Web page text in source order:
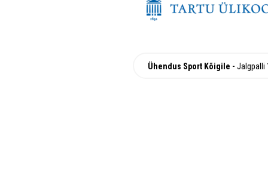
Ühendus Sport Kõigile Jalgpalli